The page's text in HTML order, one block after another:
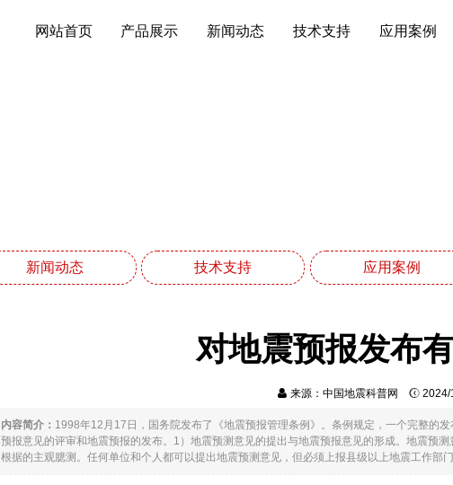
网站首页 产品展示 新闻动态 技术支持 应用案例
新闻动态 技术支持 应用案例
对地震预报发布
来源：中国地震科普网
内容简介： 1998年12月17日，国务院发布了《地震预报管理条例》。条例规定，一个完整的
预报意见的评审和地震预报的发布。1）地震预测意见的提出与地震预报意见的形成。地震预
根据的主观臆测。任何单位和个人都可以提出地震预测意见，但必须上报县级以上地震工作部